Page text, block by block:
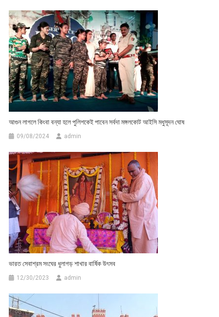
আগুন লাগলে কিংবা বন্যা হলে পুলিশকেই পাবেন সর্বদা মঙ্গলকোট আইসি মধুসূদন ঘোষ
09/08/2024 admin
ভারত সেবাশ্রম সংঘের ধুলাগড় শাখার বার্ষিক উৎসব
12/30/2023 admin